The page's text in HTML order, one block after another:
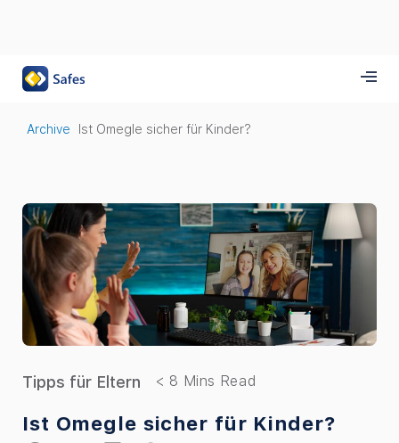
Archive Ist Omegle sicher für Kinder?
Tipps für Eltern
Ist Omegle sicher für Kinder?